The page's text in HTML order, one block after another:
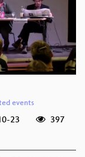
1080p (webm)
576p (mp4)
576p (webm)
events
23
397